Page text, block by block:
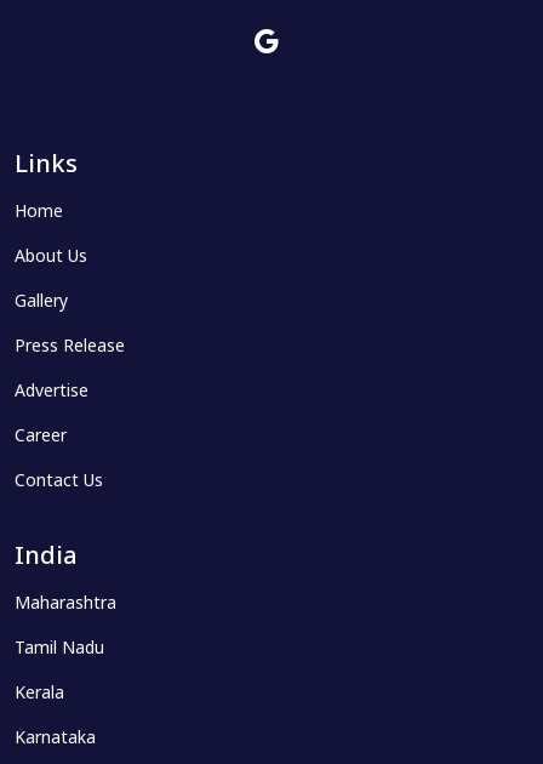
Links
Home
About Us
Gallery
Press Release
Advertise
Career
Contact Us
India
Maharashtra
Tamil Nadu
Kerala
Karnataka